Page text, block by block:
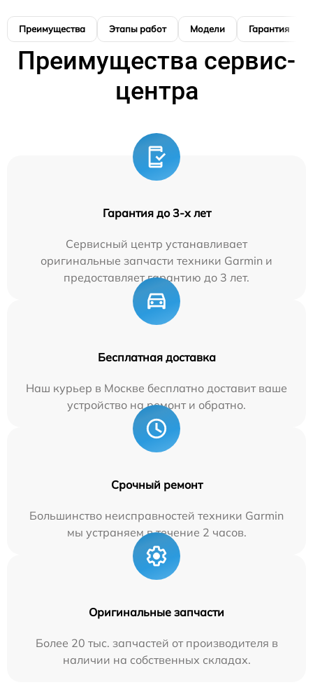
Преимущества Этапы работ Модели Гарантия
Преимущества сервис-
центра
Гарантия до 3-х лет
Сервисный центр устанавливает
оригинальные запчасти техники Garmin и
предоставляет гарантию до 3 лет.
Бесплатная доставка
Наш курьер в Москве бесплатно доставит ваше
устройство на ремонт и обратно.
Срочный ремонт
Большинство неисправностей техники Garmin
мы устраняем в течение 2 часов.
Оригинальные запчасти
Более 20 тыс. запчастей от производителя в
наличии на собственных складах.